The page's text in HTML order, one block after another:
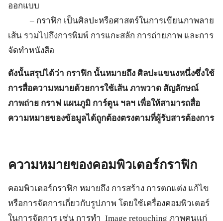
ออกแบบ
– กราฟิก เป็นศิลปะหรือศาสตร์ในการเขียนภาพลาย
เส้น รวมไปถึงการพิมพ์ การแกะสลัก การถ่ายภาพ และการ
จัดทำหนังสือ
ดังนั้นสรุปได้ว่า กราฟิก นั้นหมายถึง ศิลปะแขนงหนึ่งซึ่งใช้
การสื่อความหมายด้วยการใช้เส้น ภาพวาด สัญลักษณ์
ภาพถ่าย กราฟ แผนภูมิ การ์ตูน ฯลฯ เพื่อให้สามารถสื่อ
ความหมายของข้อมูลได้ถูกต้องตรงตามที่ผู้รับสารต้องการ
ความหมายของคอมพิวเตอร์กราฟิก
คอมพิวเตอร์กราฟิก หมายถึง การสร้าง การตกแต่ง แก้ไข
หรือการจัดการเกี่ยวกับรูปภาพ โดยใช้เครื่องคอมพิวเตอร์
ในการจัดการ เช่น การทำ Image retouching ภาพคนแก่